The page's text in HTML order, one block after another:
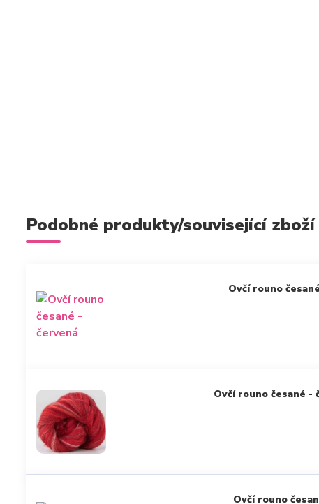
Podobné produkty/související zboží
Ovčí rouno
Ovčí rouno česané -
Ovčí rouno